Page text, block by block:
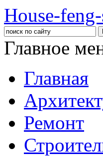
House-
Главное
Главная
Ремонт